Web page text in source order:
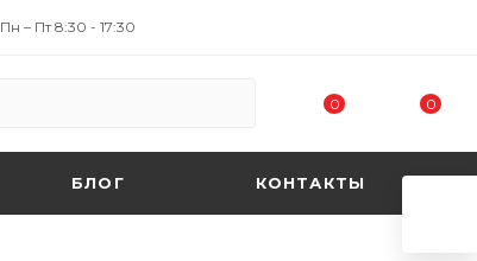
Пн – Пт 8:30 - 17:30
0 0
БЛОГ КОНТАКТЫ